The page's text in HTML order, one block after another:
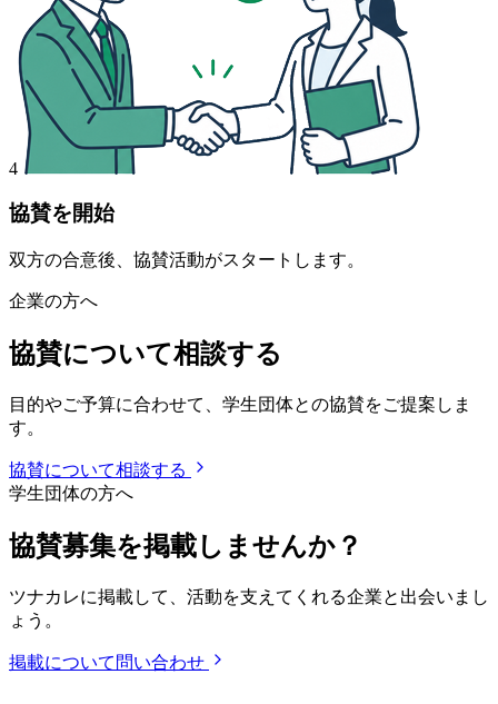
4
協賛を開始
双方の合意後、協賛活動がスタートします。
企業の方へ
協賛について相談する
目的やご予算に合わせて、学生団体との協賛をご提案しま
す。
協賛について相談する
学生団体の方へ
協賛募集を掲載しませんか？
ツナカレに掲載して、活動を支えてくれる企業と出会いまし
ょう。
掲載について問い合わせ